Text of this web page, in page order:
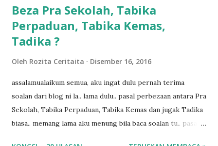
Beza Pra Sekolah, Tabika
Perpaduan, Tabika Kemas,
Tadika ?
Oleh Rozita Ceritaita Disember 16, 2016
assalamualaikum semua, aku ingat dulu pernah terima
soalan dari blog ni la.. lama dulu.. pasal perbezaan antara Pra
Sekolah, Tabika Perpaduan, Tabika Kemas dan jugak Tadika
biasa.. memang lama aku menung bila baca soalan tu.. pasal